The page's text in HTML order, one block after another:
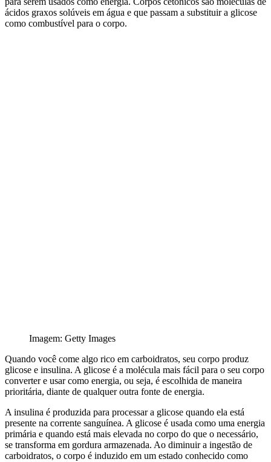
ácidos graxos solúveis em água e que passam a substituir a glicose
como combustível para o corpo.
Imagem: Getty Images
Quando você come algo rico em carboidratos, seu corpo produz
glicose e insulina. A glicose é a molécula mais fácil para o seu corpo
converter e usar como energia, ou seja, é escolhida de maneira
prioritária, diante de qualquer outra fonte de energia.
A insulina é produzida para processar a glicose quando ela está
presente na corrente sanguínea. A glicose é usada como uma energia
primária e quando está mais elevada no corpo do que o necessário,
se transforma em gordura armazenada. Ao diminuir a ingestão de
carboidratos, o corpo é induzido em um estado conhecido como